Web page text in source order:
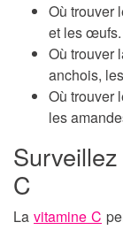
Où trouver
et les œufs.
Où trouver
anchois,
Où trouver
les
C
La vitamine C